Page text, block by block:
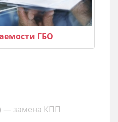
ГБО
— замена КПП